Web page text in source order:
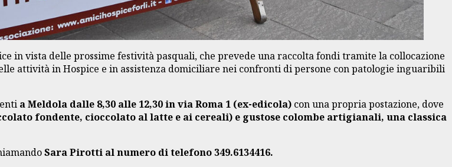
in vista delle prossime festività pasquali, che prevede una raccolta fondi tramite la collocazione
attività in Hospice e in assistenza domiciliare nei confronti di persone con patologie inguaribili
a Meldola dalle 8,30 alle 12,30 in via Roma 1 (ex-edicola) con una propria postazione, dove
fondente, cioccolato al latte e ai cereali) e gustose colombe artigianali, una classica
Sara Pirotti al numero di telefono 349.6134416.